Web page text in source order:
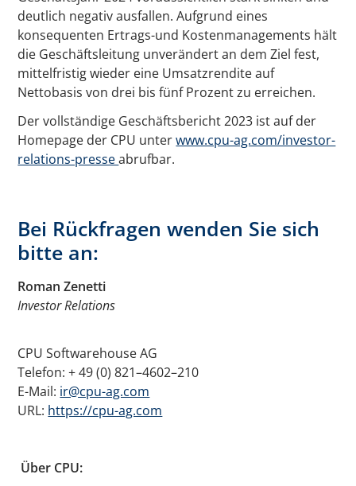
deutlich negativ ausfallen. Aufgrund eines
konsequenten Ertrags-und Kostenmanagements hält
die Geschäftsleitung unverändert an dem Ziel fest,
mittelfristig wieder eine Umsatzrendite auf
Nettobasis von drei bis fünf Prozent zu erreichen.
Der vollständige Geschäftsbericht 2023 ist auf der
Homepage der CPU unterwww.cpu-ag.com/investor-
relations-presseabrufbar.
Bei Rückfragen wenden Sie sich
bitte an:
Roman Zenetti
Investor Relations
CPU Softwarehouse AG
Telefon: + 49 (0) 821–4602–210
E-Mail: ir@cpu-ag.com
URL: https://cpu-ag.com
Über CPU: